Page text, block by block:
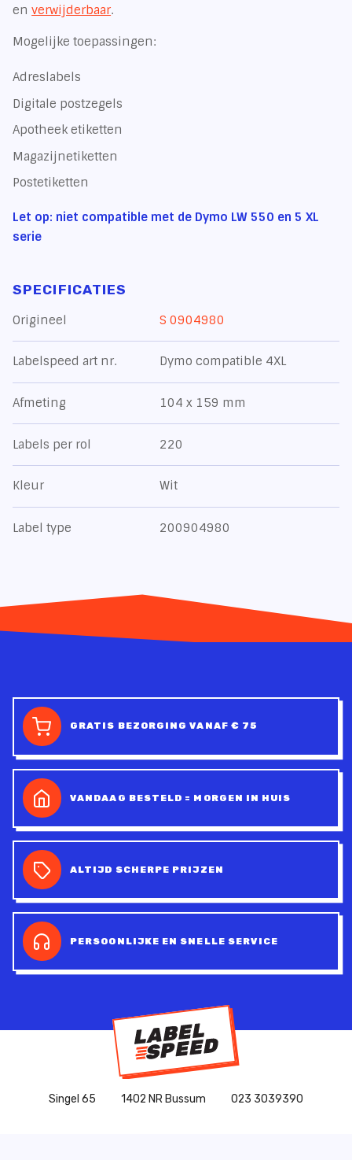
enverwijderbaar.
Mogelijke toepassingen:
Adreslabels
Digitale postzegels
Apotheek etiketten
Magazijnetiketten
Postetiketten
Let op: niet compatible met de Dymo LW 550 en 5 XL
serie
SPECIFICATIES
Origineel
S 0904980
Labelspeed art nr. Dymo compatible 4XL
Afmeting 104 x 159 mm
Labels per rol 220
Kleur Wit
Label type 200904980
GRATIS BEZORGING VANAF € 75
VANDAAG BESTELD = MORGEN IN HUIS
ALTIJD SCHERPE PRIJZEN
PERSOONLIJKE EN SNELLE SERVICE
Singel 65 1402 NR Bussum 023 3039390